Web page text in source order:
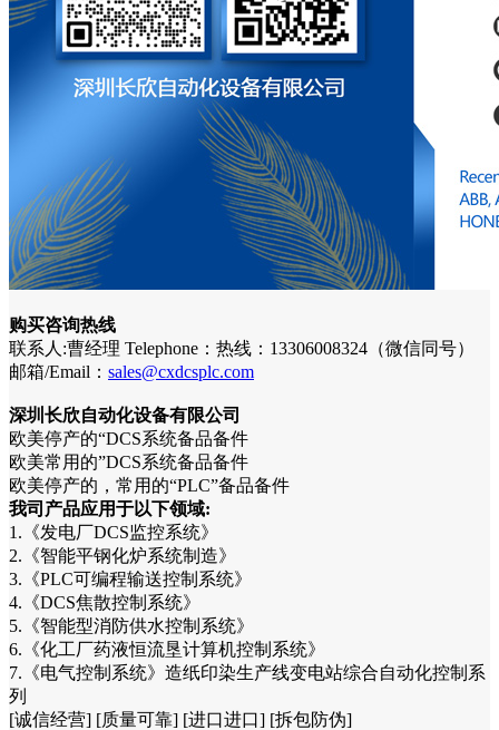
购买咨询热线
联系人:曹经理 Telephone：热线：13306008324（微信同号）
邮箱/Email： sales@cxdcsplc.com
深圳长欣自动化设备有限公司
欧美停产的“DCS系统备品备件
欧美常用的”DCS系统备品备件
欧美停产的，常用的“PLC”备品备件
我司产品应用于以下领域:
1.《发电厂DCS监控系统》
2.《智能平钢化炉系统制造》
3.《PLC可编程输送控制系统》
4.《DCS焦散控制系统》
5.《智能型消防供水控制系统》
6.《化工厂药液恒流垦计算机控制系统》
7.《电气控制系统》造纸印染生产线变电站综合自动化控制系
列
[诚信经营] [质量可靠] [进口进口] [拆包防伪]